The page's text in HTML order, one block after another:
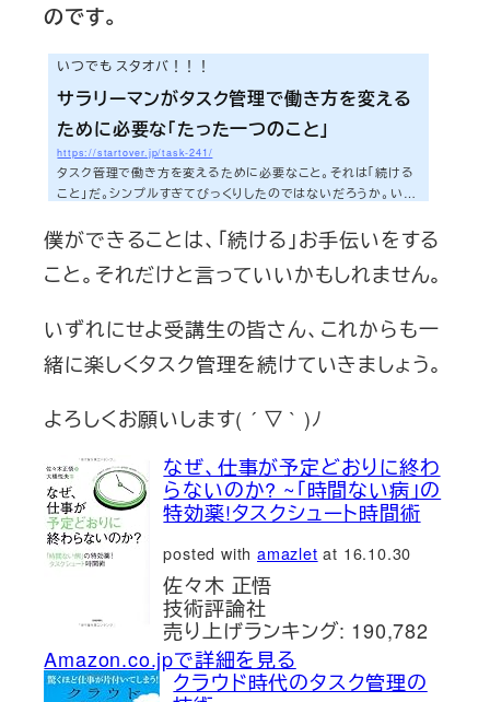
のです。
いつでも スタオバ！！！
サラリーマンがタスク管理で働き方を変える
ために必要な「たった一つのこと」
https://startover.jp/task-241/
タスク管理で働き方を変えるために必要なこと。それは「続ける
こと」だ。シンプルすぎてびっくりしたのではないだろうか。いつ
にも多くの人がそれをできないからだ。なぜタスク管理を続けら
れる人が少ないのか。そんな話を今日をすることにしよう。さ
ぁ、今日も早速いってみよう！！！タスク管理ツール「TaskChu
はTaskChuteと呼ばれるものだ。TaskChuteの画面を見ると、
もの凄く複雑な操作をやっているようにあ...
僕ができることは、「続ける」お手伝いをする
こと。それだけと言っていいかもしれません。
いずれにせよ受講生の皆さん、これからも一
緒に楽しくタスク管理を続けていきましょう。
よろしくお願いします( ´ ▽ ` )ﾉ
なぜ、仕事が予定どおりに終わ
らないのか? ~「時間ない病」の
特効薬!タスクシュート時間術
posted with amazlet at 16.10.30
佐々木 正悟
技術評論社
売り上げランキング: 190,782
Amazon.co.jpで詳細を見る
クラウド時代のタスク管理の